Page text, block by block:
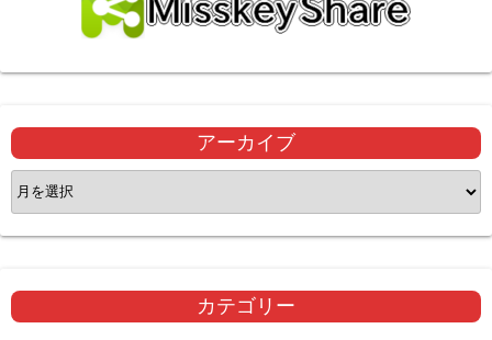
アーカイブ
ア
ー
カ
ブ
カテゴリー